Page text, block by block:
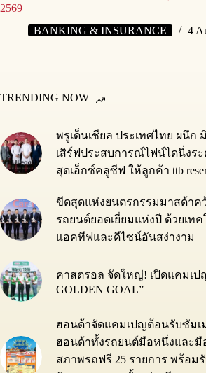
2569
BANKING & INSURANCE
4
TRENDING NOW
พรูเด็นเชียล ประเทศไทย ผนึก
เสิร์ฟประสบการณ์ไฟน์ไดนิ่งร
สุดเอ็กซ์คลูซีฟ ให้ลูกค้า ttb
ขีดสุดแห่งยนตรกรรมมาสด้าค
รถยนต์ยอดเยี่ยมแห่งปี ด้วยเท
แอคทีฟและดีไซน์อันสง่างาม
คาสตรอล จัดใหญ่! เปิดแคมเปญ
GOLDEN GOAL”
ฮอนด้าจัดแคมเปญต้อนรับซัมเ
ฮอนด้าทั้งรถยนต์มือหนึ่งและมื
สภาพรถฟรี 25 รายการ พร้อม